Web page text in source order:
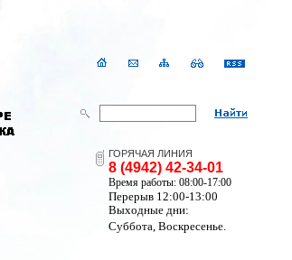
ГОРЯЧАЯ ЛИНИЯ
8 (4942) 42-34-01
Время работы: 08:00-17:00
Перерыв 12:00-13:00
Выходные дни:
Суббота, Воскресенье.